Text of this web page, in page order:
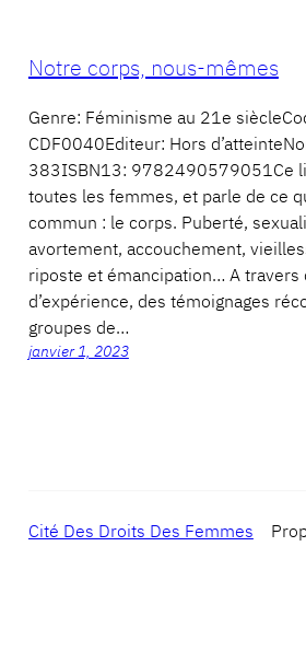
Notre corps, nous-mêmes
Genre: Féminisme au 21e
CDF0040Editeur: Hors
383ISBN13: 9782490579051Ce
toutes les femmes, et parle de ce
commun : le corps. Puberté,
avortement, accouchement,
riposte et émancipation… A
d’expérience, des témoignages
groupes de…
janvier 1, 2023
Cité Des Droits Des Femmes